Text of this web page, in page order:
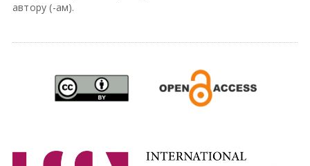
автору (-ам).